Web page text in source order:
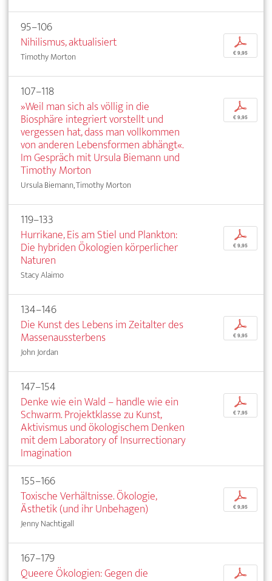
95–106
Nihilismus, aktualisiert
Timothy Morton
p
€ 9,95
107–118
»Weil man sich als völlig in die
Biosphäre integriert vorstellt und
vergessen hat, dass man vollkommen
von anderen Lebensformen abhängt«.
Im Gespräch mit Ursula Biemann und
Timothy Morton
Ursula Biemann, Timothy Morton
p
€ 9,95
119–133
Hurrikane, Eis am Stiel und Plankton:
Die hybriden Ökologien körperlicher
Naturen
Stacy Alaimo
p
€ 9,95
134–146
Die Kunst des Lebens im Zeitalter des
Massenaussterbens
John Jordan
p
€ 9,95
147–154
Denke wie ein Wald – handle wie ein
Schwarm. Projektklasse zu Kunst,
Aktivismus und ökologischem Denken
mit dem Laboratory of Insurrectionary
Imagination
p
€ 7,95
155–166
Toxische Verhältnisse. Ökologie,
Ästhetik (und ihr Unbehagen)
Jenny Nachtigall
p
€ 9,95
167–179
Queere Ökologien: Gegen die
p